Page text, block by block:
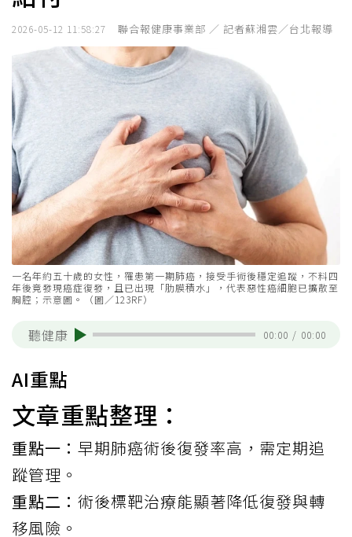
2026-05-12 11:58:27 聯合報健康事業部 ／ 記者蘇湘雲／台北報導
一名年約五十歲的女性，罹患第一期肺癌，接受手術後穩定追蹤，不料四
年後竟發現癌症復發，且已出現「肋膜積水」，代表惡性癌細胞已擴散至
胸腔；示意圖。（圖／123RF）
聽健康 00:00 / 00:00
AI重點
文章重點整理：
重點一： 早期肺癌術後復發率高，需定期追
蹤管理。
重點二： 術後標靶治療能顯著降低復發與轉
移風險。